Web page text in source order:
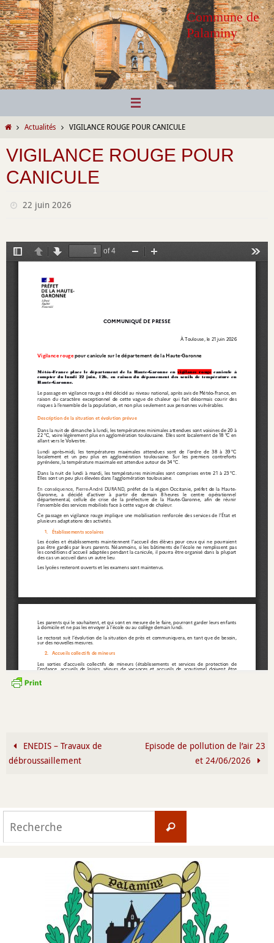
Passer
vers
le
contenu
Commune de
Palaminy
HomeActualités VIGILANCE ROUGE POUR CANICULE
VIGILANCE ROUGE POUR
CANICULE
22 juin 2026
ENEDIS – Travaux de
débroussaillement
Episode de pollution de l’air 23
et 24/06/2026
Recherche